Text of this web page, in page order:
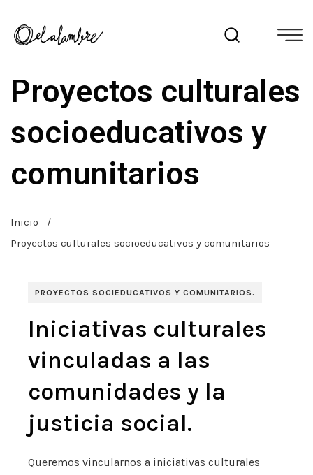
Proyectos culturales
socioeducativos y
comunitarios
Inicio
/
Proyectos culturales socioeducativos y comunitarios
PROYECTOS SOCIEDUCATIVOS Y COMUNITARIOS.
Iniciativas culturales
vinculadas a las
comunidades y la
justicia social.
Queremos vincularnos a iniciativas culturales